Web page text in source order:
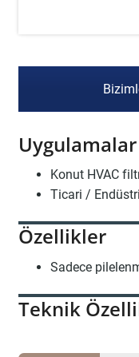
Uygulamalar
Konut HVAC
Ticari /
Özellikler
Sadece
Teknik